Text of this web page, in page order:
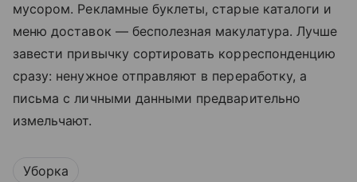
мусором. Рекламные буклеты, старые каталоги и
меню доставок — бесполезная макулатура. Лучше
завести привычку сортировать корреспонденцию
сразу: ненужное отправляют в переработку, а
письма с личными данными предварительно
измельчают.
Уборка